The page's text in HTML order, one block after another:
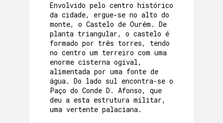
GALERIA
Envolvido pelo centro histórico
da cidade, ergue-se no alto do
monte, o Castelo de Ourém. De
planta triangular, o castelo é
formado por três torres, tendo
no centro um terreiro com uma
enorme cisterna ogival,
alimentada por uma fonte de
água. Do lado sul encontra-se o
Paço do Conde D. Afonso, que
deu a esta estrutura militar,
uma vertente palaciana.